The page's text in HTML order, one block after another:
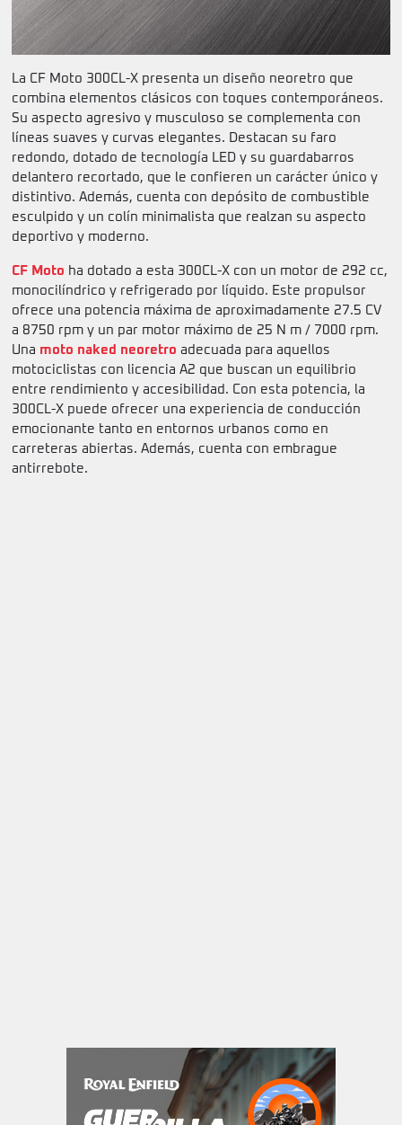
La CF Moto 300CL-X presenta un diseño neoretro que
combina elementos clásicos con toques contemporáneos.
Su aspecto agresivo y musculoso se complementa con
líneas suaves y curvas elegantes. Destacan su faro
redondo, dotado de tecnología LED y su guardabarros
delantero recortado, que le confieren un carácter único y
distintivo. Además, cuenta con depósito de combustible
esculpido y un colín minimalista que realzan su aspecto
deportivo y moderno.
CF Moto ha dotado a esta 300CL-X con un motor de 292 cc,
monocilíndrico y refrigerado por líquido. Este propulsor
ofrece una potencia máxima de aproximadamente 27.5 CV
a 8750 rpm y un par motor máximo de 25 N m / 7000 rpm.
Una moto naked neoretro adecuada para aquellos
motociclistas con licencia A2 que buscan un equilibrio
entre rendimiento y accesibilidad. Con esta potencia, la
300CL-X puede ofrecer una experiencia de conducción
emocionante tanto en entornos urbanos como en
carreteras abiertas. Además, cuenta con embrague
antirrebote.